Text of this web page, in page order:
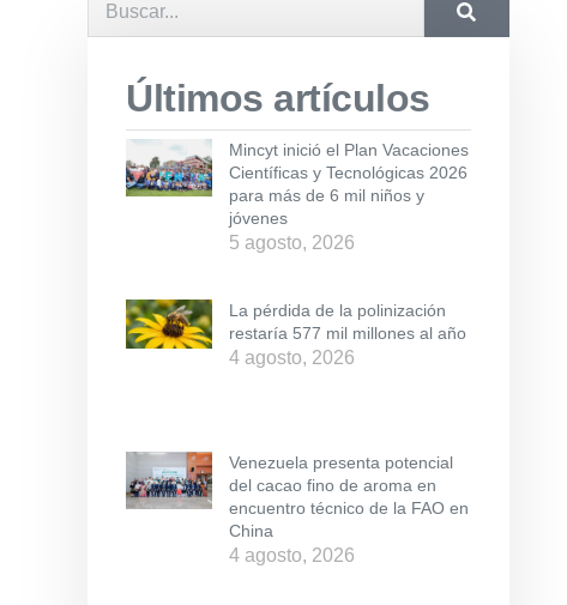
Últimos artículos
Mincyt inició el Plan Vacaciones
Científicas y Tecnológicas 2026
para más de 6 mil niños y
jóvenes
5 agosto, 2026
La pérdida de la polinización
restaría 577 mil millones al año
4 agosto, 2026
Venezuela presenta potencial
del cacao fino de aroma en
encuentro técnico de la FAO en
China
4 agosto, 2026